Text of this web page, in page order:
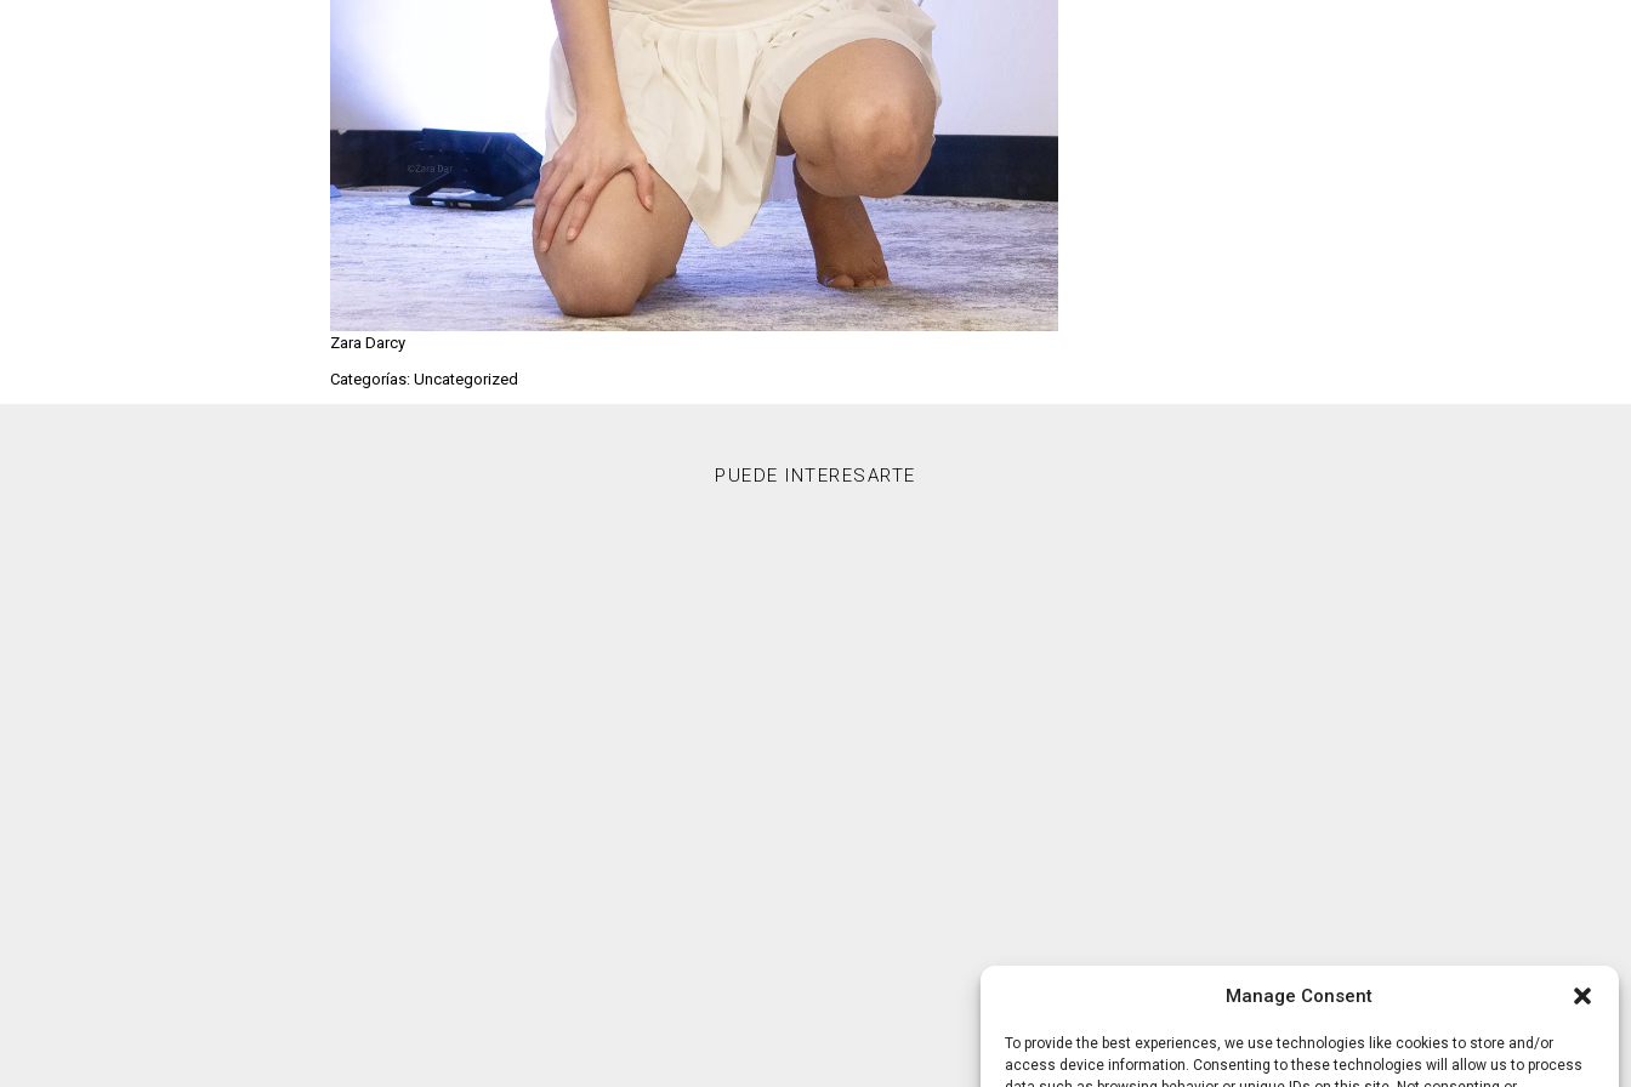
Manage Consent
To provide the best experiences, we use technologies like cookies to store and/or
access device information. Consenting to these technologies will allow us to process
Zara Darcy
Categorías: Uncategorized
PUEDE INTERESARTE